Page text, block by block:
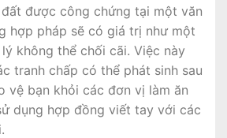
được công chứng tại một văn
hợp pháp sẽ có giá trị như một
không thể chối cãi. Việc này
tranh chấp có thể phát sinh sau
vệ bạn khỏi các đơn vị làm ăn
dụng hợp đồng viết tay với các